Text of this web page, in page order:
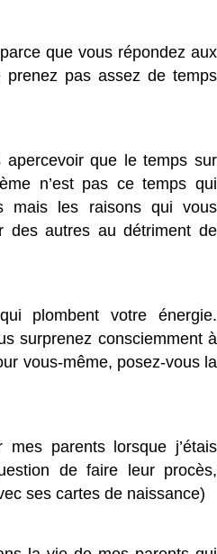
que vous répondez aux
pas assez de temps
apercevoir que le temps sur
n’est pas ce temps qui
mais les raisons qui vous
des autres au détriment de
plombent votre énergie.
surprenez consciemment à
vous-même, posez-vous la
parents lorsque j’étais
de faire leur procès,
ses cartes de naissance)